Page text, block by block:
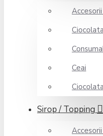
Ceai
Sirop / Topping